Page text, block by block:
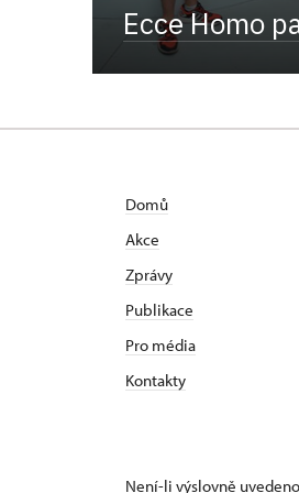
Ecce Homo
Domů
Akce
Zprávy
Publikace
Pro média
Kontakty
Není-li výslovně